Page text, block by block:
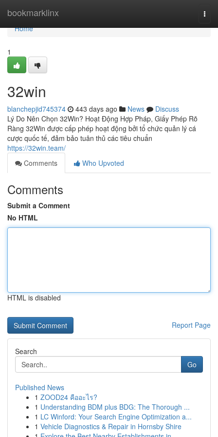
bookmarklinx
Home
Home
1
32win
blanchepjid745374 443 days ago News
Discuss
Lý Do Nên Chọn 32Win? Hoạt Động Hợp Pháp, Giấy Phép Rõ
Ràng 32Win được cấp phép hoạt động bởi tổ chức quản lý cá
cược quốc tế, đảm bảo tuân thủ các tiêu chuẩn
https://32win.team/
Comments
Who Upvoted
Comments
Submit a Comment
No HTML
HTML is disabled
Report Page
Search
Go
Published News
1 ZOOD24 คืออะไร?
1 Understanding BDM plus BDG: The Thorough ...
1 LC Winford: Your Search Engine Optimization a...
1 Vehicle Diagnostics & Repair in Hornsby Shire